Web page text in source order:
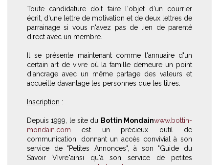
Toute candidature doit faire l'objet d'un courrier
écrit, d'une lettre de motivation et de deux lettres de
parrainage si vous n'avez pas de lien de parenté
direct avec un membre.
Il se présente maintenant comme l'annuaire d'un
certain art de vivre où la famille demeure un point
d'ancrage avec un même partage des valeurs et
accueille davantage les personnes que les titres.
Inscription :
Depuis 1999, le site du Bottin Mondainwww.bottin-
mondain.comest un précieux outil de
communication, donnant un accès convivial à son
service de "Petites Annonces", à son "Guide du
Savoir VIvre"ainsi qu'à son service de petites